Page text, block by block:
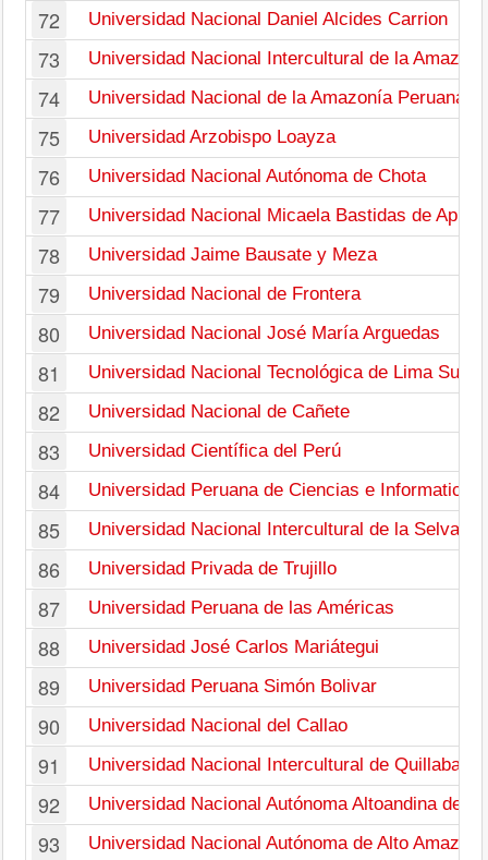
72 Universidad Nacional Daniel Alcides Carrion
73 Universidad Nacional Intercultural de la
74 Universidad Nacional de la Amazonía Peruana
75 Universidad Arzobispo Loayza
76 Universidad Nacional Autónoma de Chota
77 Universidad Nacional Micaela Bastidas de
78 Universidad Jaime Bausate y Meza
79 Universidad Nacional de Frontera
80 Universidad Nacional José María Arguedas
81 Universidad Nacional Tecnológica de Lima Sur
82 Universidad Nacional de Cañete
83 Universidad Científica del Perú
84 Universidad Peruana de Ciencias e Informatica
85 Universidad Nacional Intercultural de la Selva
86 Universidad Privada de Trujillo
87 Universidad Peruana de las Américas
88 Universidad José Carlos Mariátegui
89 Universidad Peruana Simón Bolivar
90 Universidad Nacional del Callao
91 Universidad Nacional Intercultural de
92 Universidad Nacional Autónoma Altoandina de
93 Universidad Nacional Autónoma de Alto